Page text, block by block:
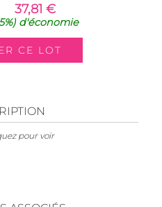
37,81 €
d'économie
pour voir